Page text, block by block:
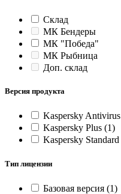
Склад
МК Бендеры
МК "Победа"
МК Рыбница
Доп. склад
Версия продукта
Kaspersky Antivirus
Kaspersky Plus (1)
Kaspersky Standard
Тип лицензии
Базовая версия (1)